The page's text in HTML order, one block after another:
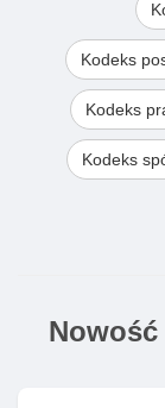
Kodeks
Kodeks
Kodeks